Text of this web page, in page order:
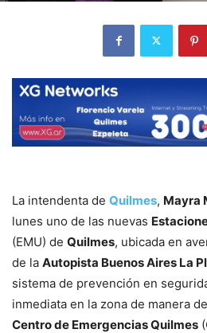
La intendenta de Quilmes, Mayra
lunes uno de las nuevas
(EMU) de Quilmes, ubicada en
de la Autopista Buenos Aires La
sistema de prevención en
inmediata en la zona de manera
Centro de Emergencias Quilmes